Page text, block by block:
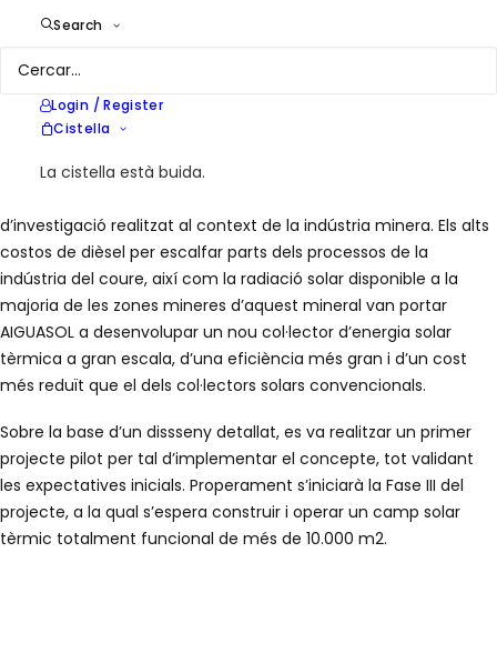
Search
Login / Register
Cistella
La cistella està buida.
Location
d’investigació realitzat al context de la indústria minera. Els alts
costos de dièsel per escalfar parts dels processos de la
indústria del coure, així com la radiació solar disponible a la
majoria de les zones mineres d’aquest mineral van portar
AIGUASOL a desenvolupar un nou col·lector d’energia solar
tèrmica a gran escala, d’una eficiència més gran i d’un cost
més reduït que el dels col·lectors solars convencionals.
Sobre la base d’un dissseny detallat, es va realitzar un primer
projecte pilot per tal d’implementar el concepte, tot validant
les expectatives inicials. Properament s’iniciarà la Fase III del
projecte, a la qual s’espera construir i operar un camp solar
tèrmic totalment funcional de més de 10.000 m2.